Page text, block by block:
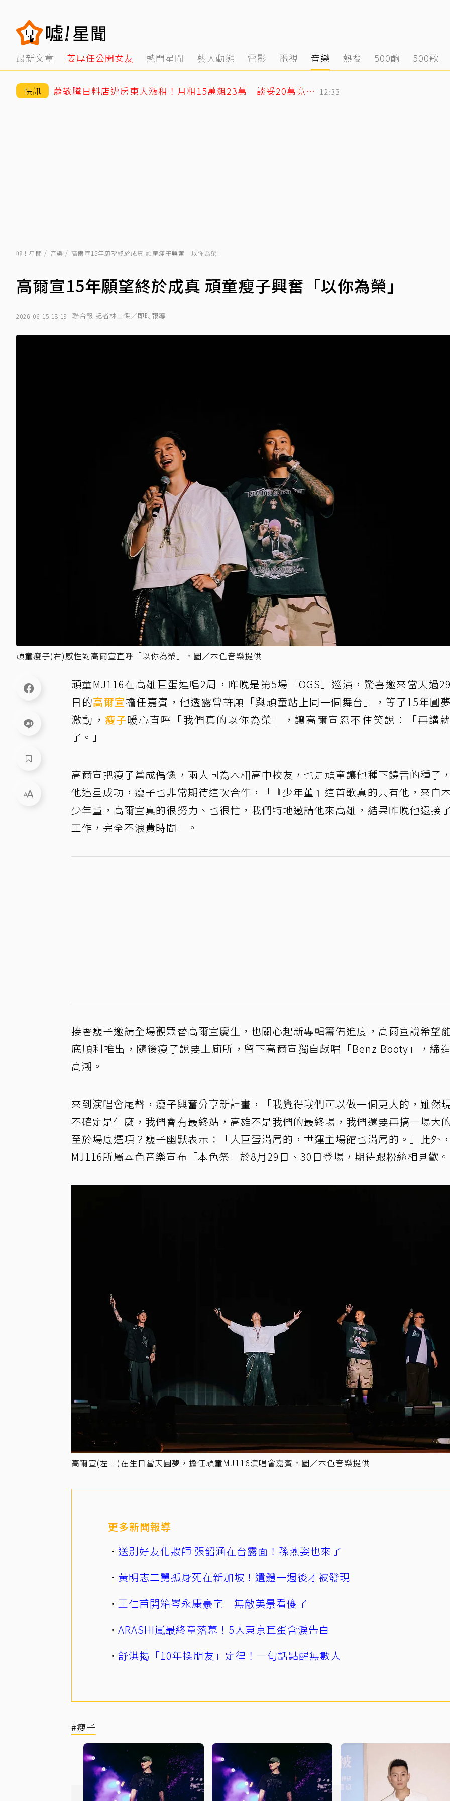
最新文章 姜厚任公開女友 熱門星聞 藝人動態 電影 電視 音樂 熱搜 500齣 500歌
快訊 蕭敬騰日料店遭房東大漲租！月租15萬飆23萬 談妥20萬竟臨時反悔不續租 12:33
噓！星聞 音樂 高爾宣15年願望終於成真 頑童瘦子興奮「以你為榮」
高爾宣15年願望終於成真 頑童瘦子興奮「以你為榮」
2026-06-15 18:19 聯合報 記者林士傑／即時報導
頑童瘦子(右)感性對高爾宣直呼「以你為榮」。圖／本色音樂提供
頑童MJ116在高雄巨蛋連唱2周，昨晚是第5場「OGS」巡演，驚喜邀來當天過
日的高爾宣擔任嘉賓，他透露曾許願「與頑童站上同一個舞台」，等了15年圓
激動， 瘦子暖心直呼「我們真的以你為榮」，讓高爾宣忍不住笑說：「再講
了。」
高爾宣把瘦子當成偶像，兩人同為木柵高中校友，也是頑童讓他種下饒舌的種子
他追星成功，瘦子也非常期待這次合作，「『少年董』這首歌真的只有他，來自
少年董，高爾宣真的很努力、也很忙，我們特地邀請他來高雄，結果昨晚他還接
工作，完全不浪費時間」。
接著瘦子邀請全場觀眾替高爾宣慶生，也關心起新專輯籌備進度，高爾宣說希望
底順利推出，隨後瘦子說要上廁所，留下高爾宣獨自獻唱「Benz Booty」，締
高潮。
來到演唱會尾聲，瘦子興奮分享新計畫，「我覺得我們可以做一個更大的，雖然
不確定是什麼，我們會有最終站，高雄不是我們的最終場，我們還要再搞一場大
至於場底選項？瘦子幽默表示：「大巨蛋滿屌的，世運主場館也滿屌的。」此外
MJ116所屬本色音樂宣布「本色祭」於8月29日、30日登場，期待跟粉絲相見歡。
高爾宣(左二)在生日當天圓夢，擔任頑童MJ116演唱會嘉賓。圖／本色音樂提供
更多新聞報導
送別好友化妝師 張韶涵在台露面！孫燕姿也來了
黃明志二舅孤身死在新加坡！遺體一週後才被發現
王仁甫開箱岑永康豪宅 無敵美景看傻了
ARASHI嵐最終章落幕！5人東京巨蛋含淚告白
舒淇揭「10年換朋友」定律！一句話點醒無數人
#瘦子